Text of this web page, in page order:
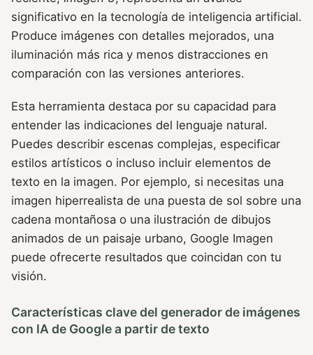
significativo en la tecnología de inteligencia artificial.
Produce imágenes con detalles mejorados, una
iluminación más rica y menos distracciones en
comparación con las versiones anteriores.
Esta herramienta destaca por su capacidad para
entender las indicaciones del lenguaje natural.
Puedes describir escenas complejas, especificar
estilos artísticos o incluso incluir elementos de
texto en la imagen. Por ejemplo, si necesitas una
imagen hiperrealista de una puesta de sol sobre una
cadena montañosa o una ilustración de dibujos
animados de un paisaje urbano, Google Imagen
puede ofrecerte resultados que coincidan con tu
visión.
Características clave del generador de imágenes
con IA de Google a partir de texto